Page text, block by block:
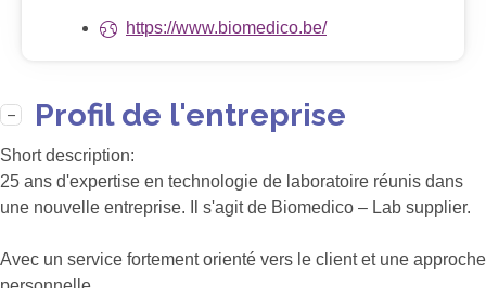
https://www.biomedico.be/
Profil de l'entreprise
Short description:
25 ans d'expertise en technologie de laboratoire réunis dans
une nouvelle entreprise. Il s'agit de Biomedico – Lab supplier.
Avec un service fortement orienté vers le client et une approche